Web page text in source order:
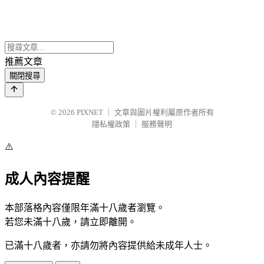
推薦文章
關閉搜尋
© 2026 PIXNET
文章與圖片權利屬原作者所有
隱私權政策
服務聲明
⚠️
成人內容提醒
本部落格內容僅限年滿十八歲者瀏覽。
若您未滿十八歲，請立即離開。
已滿十八歲者，亦請勿將內容提供給未成年人士。